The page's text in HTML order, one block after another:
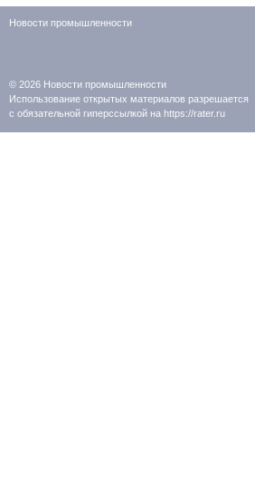
Новости промышленности
© 2026 Новости промышленности
Использование открытых материалов разрешается
с обязательной гиперссылкой на https://rater.ru